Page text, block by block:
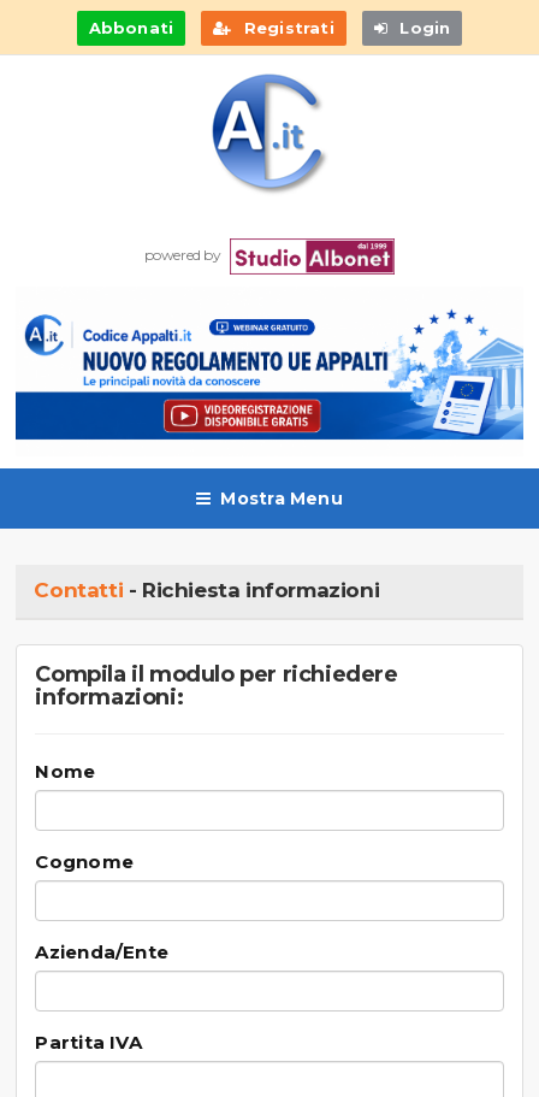
Abbonati Registrati Login
powered by
Mostra Menu
Contatti - Richiesta informazioni
Compila il modulo per richiedere
informazioni:
Nome
Cognome
Azienda/Ente
Partita IVA